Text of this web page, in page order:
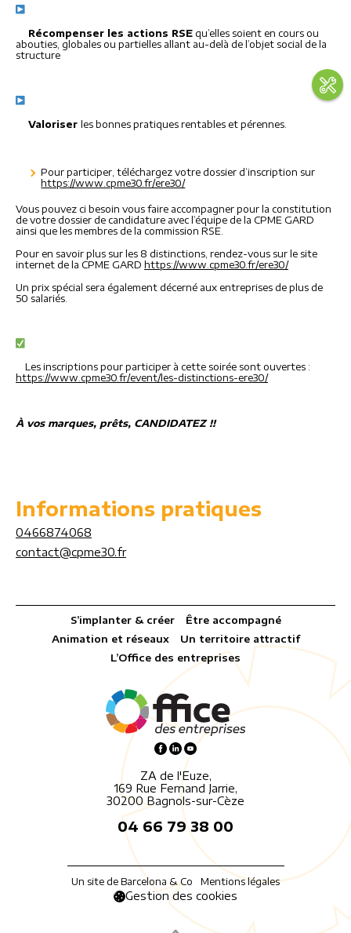
Récompenser les actions RSE qu’elles soient en cours ou
abouties, globales ou partielles allant au-delà de l’objet social de la
structure
Valoriserles bonnes pratiques rentables et pérennes.
Pour participer, téléchargez votre dossier d’inscription sur
https://www.cpme30.fr/ere30/
Vous pouvez ci besoin vous faire accompagner pour la constitution
de votre dossier de candidature avec l’équipe de la CPME GARD
ainsi que les membres de la commission RSE.
Pour en savoir plus sur les 8 distinctions, rendez-vous sur le site
internet de la CPME GARD https://www.cpme30.fr/ere30/
Un prix spécial sera également décerné aux entreprises de plus de
50 salariés.
Les inscriptions pour participer à cette soirée sont ouvertes :
https://www.cpme30.fr/event/les-distinctions-ere30/
À vos marques, prêts, CANDIDATEZ !!
Informations pratiques
0466874068
contact@cpme30.fr
S’implanter & créer
Être accompagné
Animation et réseaux
Un territoire attractif
L’Office des entreprises
ZA de l'Euze,
169 Rue Fernand Jarrie,
30200 Bagnols-sur-Cèze
04 66 79 38 00
Un site de Barcelona & Co Mentions légales
Gestion des cookies